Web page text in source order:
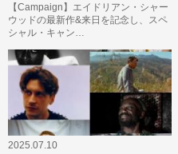
【Campaign】エイドリアン・シャー
ウッドの最新作&来日を記念し、スペ
シャル・キャン…
2025.07.10